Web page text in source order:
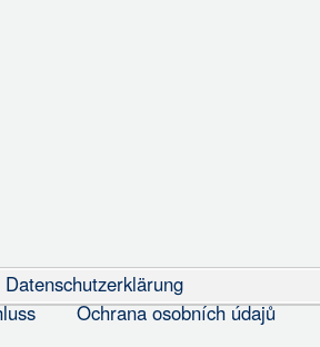
Datenschutzerklärung
Ochrana osobních údajů